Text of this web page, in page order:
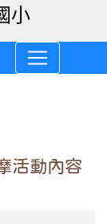
活動內容